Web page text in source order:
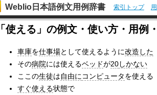
Weblio日本語例文用例辞書 索引トップ
「使える」の例文・使い方・用例
車庫を仕事場として使えるように改造した
その病院には使えるベッドが20しかない
ここの生徒は自由に コンピュータを使える
すぐ使える状態で